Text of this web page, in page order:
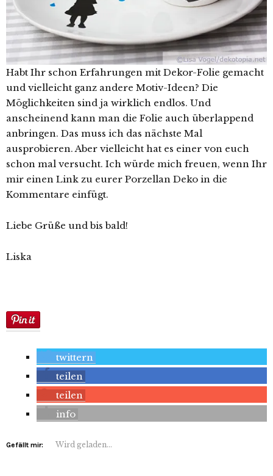
Habt Ihr schon Erfahrungen mit Dekor-Folie gemacht
und vielleicht ganz andere Motiv-Ideen? Die
Möglichkeiten sind ja wirklich endlos. Und
anscheinend kann man die Folie auch überlappend
anbringen. Das muss ich das nächste Mal
ausprobieren. Aber vielleicht hat es einer von euch
schon mal versucht. Ich würde mich freuen, wenn Ihr
mir einen Link zu eurer Porzellan Deko in die
Kommentare einfügt.
Liebe Grüße und bis bald!
Liska
twittern
teilen
teilen
info
Gefällt mir: Wird geladen...